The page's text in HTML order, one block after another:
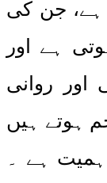
ہے، جن کی
ہے اور
روانی
ہوتے ہیں
ہے ۔